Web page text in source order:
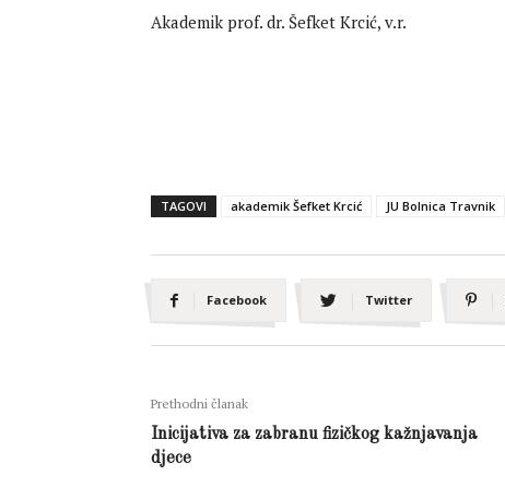
Akademik prof. dr. Šefket Krcić, v.r.
TAGOVI akademik Šefket Krcić JU Bolnica Travnik
Facebook Twitter
Prethodni članak
Inicijativa za zabranu fizičkog kažnjavanja
djece